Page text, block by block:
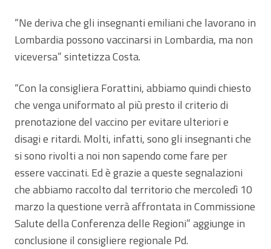
“Ne deriva che gli insegnanti emiliani che lavorano in
Lombardia possono vaccinarsi in Lombardia, ma non
viceversa” sintetizza Costa.
“Con la consigliera Forattini, abbiamo quindi chiesto
che venga uniformato al più presto il criterio di
prenotazione del vaccino per evitare ulteriori e
disagi e ritardi. Molti, infatti, sono gli insegnanti che
si sono rivolti a noi non sapendo come fare per
essere vaccinati. Ed è grazie a queste segnalazioni
che abbiamo raccolto dal territorio che mercoledì 10
marzo la questione verrà affrontata in Commissione
Salute della Conferenza delle Regioni” aggiunge in
conclusione il consigliere regionale Pd.